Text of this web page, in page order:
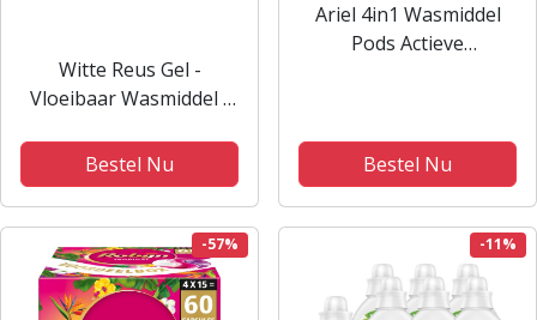
Witte Reus Gel -
Vloeibaar Wasmiddel -
Wasbeurten -
Grootverpakking
Bestel Nu
Ariel 4in1 Wasmiddel
Pods Actieve
Bestel Nu
-57% -11%